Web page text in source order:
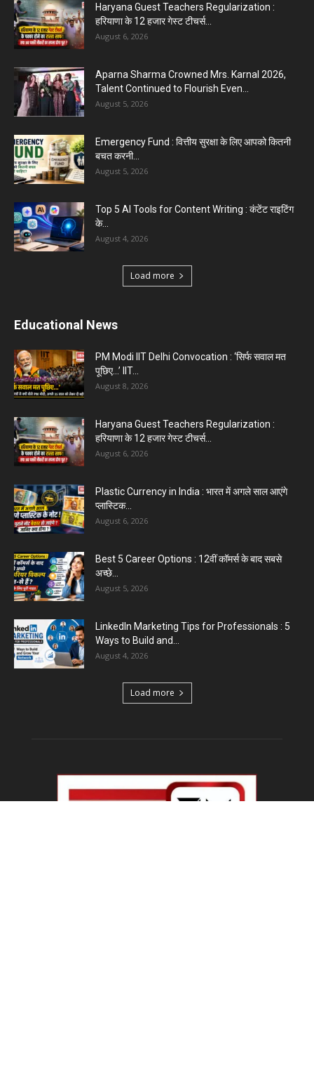
Haryana Guest Teachers Regularization :
हरियाणा के 12 हजार गेस्ट टीचर्स...
August 6, 2026
Aparna Sharma Crowned Mrs. Karnal 2026,
Talent Continued to Flourish Even...
August 5, 2026
Emergency Fund : वित्तीय सुरक्षा के लिए आपको कितनी
बचत करनी...
August 5, 2026
Top 5 AI Tools for Content Writing : कंटेंट राइटिंग
के...
August 4, 2026
Load more
Educational News
PM Modi IIT Delhi Convocation : ‘सिर्फ सवाल मत
पूछिए…’ IIT...
August 8, 2026
Haryana Guest Teachers Regularization :
हरियाणा के 12 हजार गेस्ट टीचर्स...
August 6, 2026
Plastic Currency in India : भारत में अगले साल आएंगे
प्लास्टिक...
August 6, 2026
Best 5 Career Options : 12वीं कॉमर्स के बाद सबसे
अच्छे...
August 5, 2026
LinkedIn Marketing Tips for Professionals : 5
Ways to Build and...
August 4, 2026
Load more